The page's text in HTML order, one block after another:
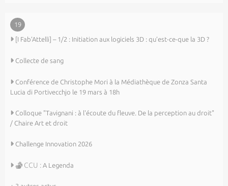
19
[I Fab’Attelli] – 1/2 : Initiation aux logiciels 3D : qu’est-ce-que la 3D ?
Collecte de sang
Conférence de Christophe Mori à la Médiathèque de Zonza Santa
Lucia di Portivecchjo le 19 mars à 18h
Colloque "Tavignani : à l'écoute du fleuve. De la perception au droit"
/ Chaire Art et droit
Challenge Innovation 2026
CCU : A Legenda